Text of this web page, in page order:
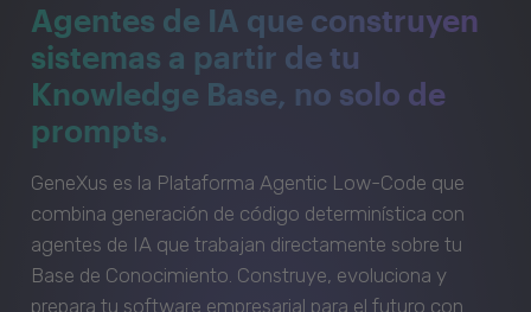
Agentes de IA que construyen
sistemas a partir de tu
Knowledge Base, no solo de
prompts.
GeneXus es la Plataforma Agentic Low-Code que
combina generación de código determinística con
agentes de IA que trabajan directamente sobre tu
Base de Conocimiento. Construye, evoluciona y
prepara tu software empresarial para el futuro con